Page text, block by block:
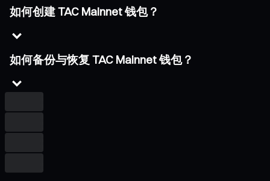
如何创建 TAC Mainnet 钱包？
如何备份与恢复 TAC Mainnet 钱包？